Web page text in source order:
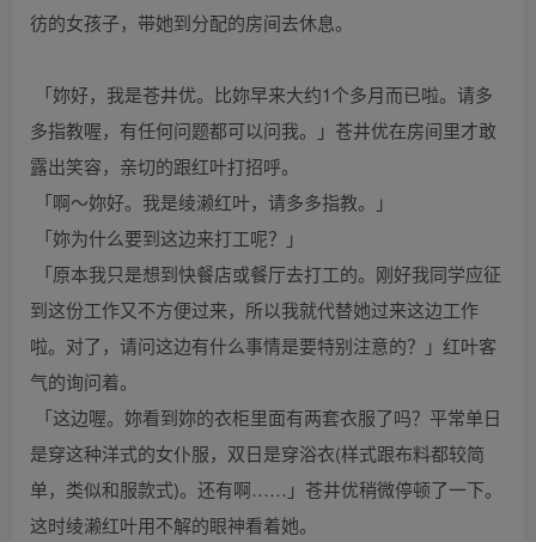
彷的女孩子，带她到分配的房间去休息。
「妳好，我是苍井优。比妳早来大约1个多月而已啦。请多
多指教喔，有任何问题都可以问我。」苍井优在房间里才敢
露出笑容，亲切的跟红叶打招呼。
「啊～妳好。我是绫濑红叶，请多多指教。」
「妳为什么要到这边来打工呢？」
「原本我只是想到快餐店或餐厅去打工的。刚好我同学应征
到这份工作又不方便过来，所以我就代替她过来这边工作
啦。对了，请问这边有什么事情是要特别注意的？」红叶客
气的询问着。
「这边喔。妳看到妳的衣柜里面有两套衣服了吗？平常单日
是穿这种洋式的女仆服，双日是穿浴衣(样式跟布料都较简
单，类似和服款式)。还有啊……」苍井优稍微停顿了一下。
这时绫濑红叶用不解的眼神看着她。